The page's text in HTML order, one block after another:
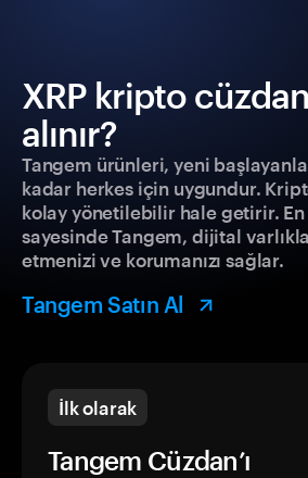
XRP kripto
alınır?
Tangem ürünleri, yeni
kadar herkes için uygundur.
kolay yönetilebilir hale getirir.
sayesinde Tangem, dijital
etmenizi ve korumanızı sağlar.
Tangem Satın Al
İlk olarak
Tangem Cüzdan’ı